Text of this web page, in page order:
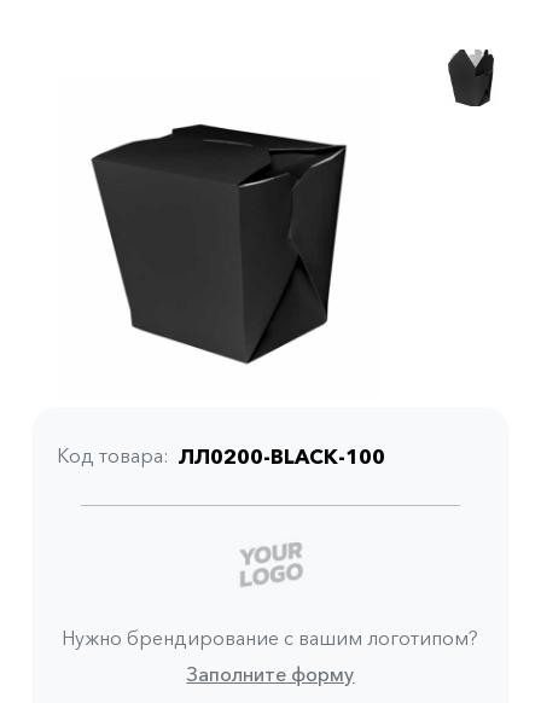
Код товара ЛЛ0200-BLACK-100
Нужно брендирование с вашим логотипом?
Заполните форму